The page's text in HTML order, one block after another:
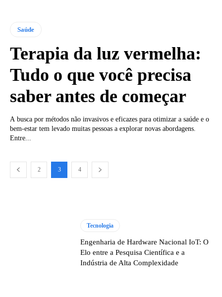
Saúde
Terapia da luz vermelha:
Tudo o que você precisa
saber antes de começar
A busca por métodos não invasivos e eficazes para otimizar a saúde e o
bem-estar tem levado muitas pessoas a explorar novas abordagens.
Entre...
2 3 4
Tecnologia
Engenharia de Hardware Nacional IoT: O
Elo entre a Pesquisa Científica e a
Indústria de Alta Complexidade